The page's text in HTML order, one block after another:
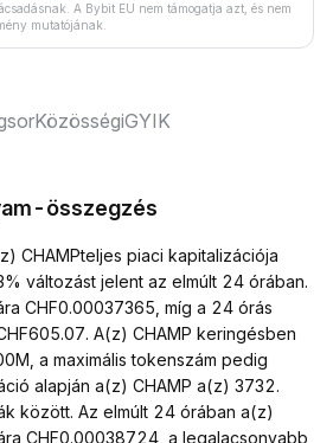
A Bybit EU nem támogatja azt, és nem
mutatójának.
KözösségiGYIK
összegzés
CHAMPteljes piaci kapitalizációja
változást jelent az elmúlt 24 órában.
CHF0.00037365, míg a 24 órás
A(z) CHAMP keringésben
a maximális tokenszám pedig
alapján a(z) CHAMP a(z) 3732.
között. Az elmúlt 24 órában a(z)
CHF0.00038724, a legalacsonyabb